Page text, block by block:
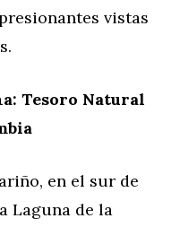
vistas
Tesoro Natural
en el sur de
Laguna de la